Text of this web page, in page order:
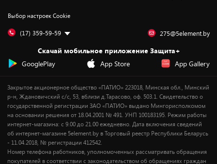
Дай пять добру!
Обработка персональных данных
Подарочные карты
Для мобильных устройств
Для компьютеров
Сервисные центры
Бонусы
Оплата частями
Новинки
Выбор настроек Cookie
(17) 359-59-59 275@5element.by
Скачай мобильное приложение Защита+
GooglePlay
App Store App Gallery
Закрытое акционерное общество «ПАТИО» 223018, Минская обл., Минский
р-н, Ждановичский с/с, 53, вблизи д.Тарасово, оф. 503.1. Свидетельство о
государственной регистрации ЗАО «ПАТИО» выдано Мингорисполкомом
на основании решения от 18.04.2001 № 491. УНП 100183195. Режим работы
интернет-магазина: с 9.00 до 21.00 ежедневно. Дата включения сведений
об интернет-магазине 5element.by в Торговый реестр Республики Беларусь
- 11.04.2018, № регистрации 412542.
Номер телефона работников, уполномоченных рассматривать обращения
покупателей в соответствии с законодательством об обращениях граждан